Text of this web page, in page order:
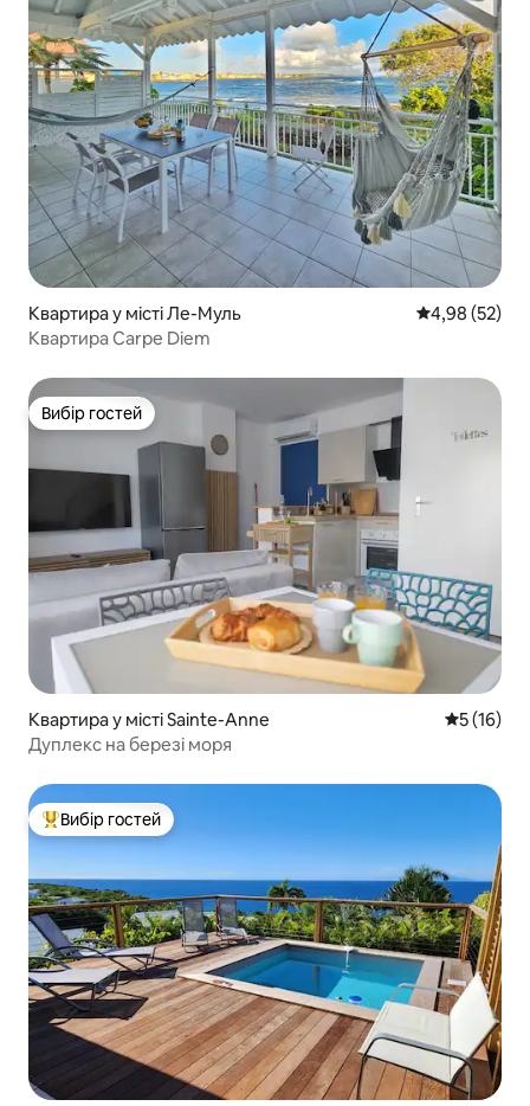
Квартира у місті Ле-Муль Середня
4,98 (52)
Квартира Carpe Diem
Вибір гостей
Вибір гостей
Квартира у місті Sainte-Anne Середня
5 (16)
Дуплекс на березі моря
Топ вибір гостей
Вибір гостей